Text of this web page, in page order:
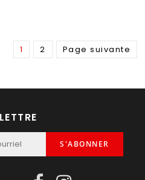
1 2 Page suivante
S'ABONNER